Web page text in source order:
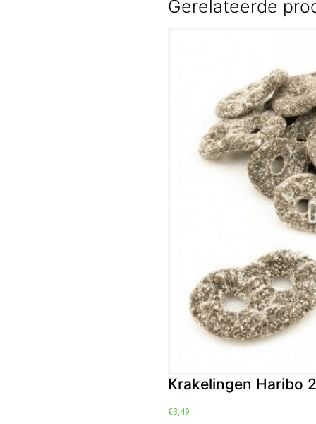
Gerelateerde
Krakelingen Haribo
€3,49